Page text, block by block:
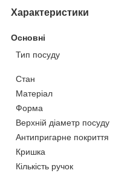
Характеристики
Основні
Тип посуду
Стан
Матеріал
Форма
Верхній діаметр посуду
Антипригарне покриття
Кришка
Кількість ручок